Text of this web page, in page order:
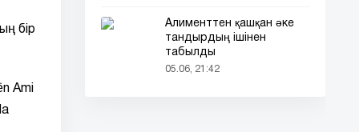
бір
Ami
Алименттен қашқан әке
тандырдың ішінен
табылды
05.06, 21:42